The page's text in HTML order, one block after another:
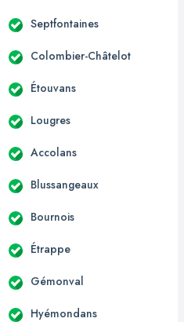
Septfontaines
Colombier-Châtelot
Étouvans
Lougres
Accolans
Blussangeaux
Bournois
Étrappe
Gémonval
Hyémondans